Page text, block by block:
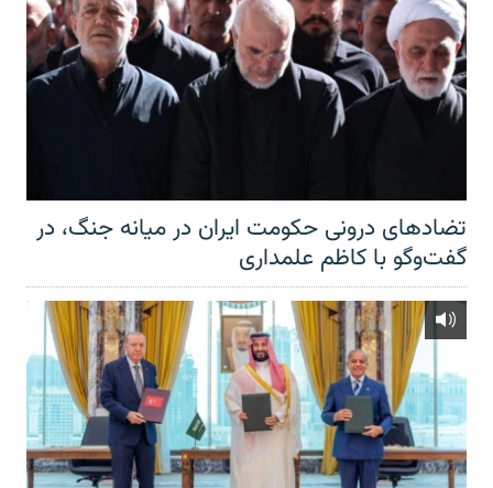
تضادهای درونی حکومت ایران در میانه جنگ، در
گفت‌‌وگو با کاظم علمداری